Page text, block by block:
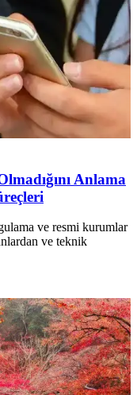
Anlama
ve resmi kurumlar
ve teknik